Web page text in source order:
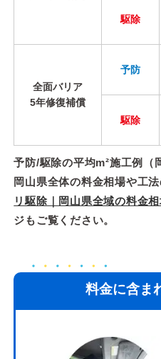
駆除
全面バリア
5年修復補償
予防
駆除
予防/駆除の平均m²施工例（
岡山県全体の料金相場や工
リ駆除｜岡山県全域の料金
ジもご覧ください。
料金に含ま